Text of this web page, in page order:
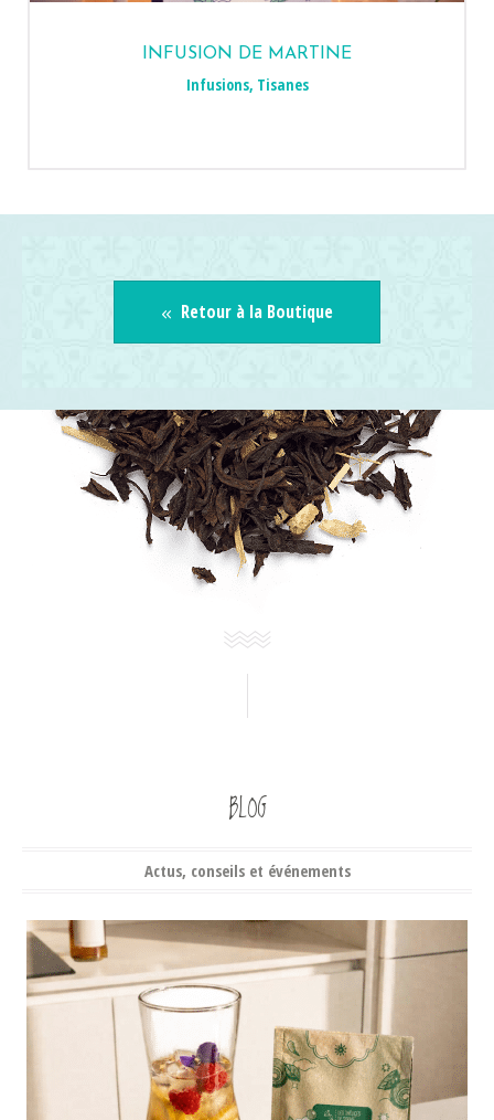
INFUSION DE MARTINE
Infusions, Tisanes
Retour à la Boutique
BLOG
Actus, conseils et événements